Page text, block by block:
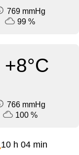
769 mmHg
99 %
+8°C
766 mmHg
100 %
10 h 04 min